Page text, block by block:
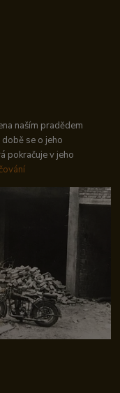
naším pradědem
se o jeho
pokračuje v jeho